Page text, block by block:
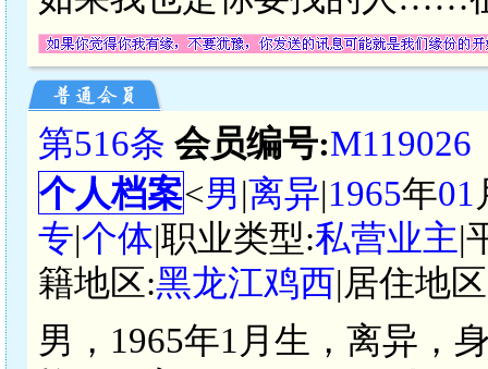
第516条 会员编号:M119026
个人档案<男|离异|1965年01
专|个体|职业类型:私营业主|
籍地区:黑龙江鸡西|居住地
男，1965年1月生，离异，